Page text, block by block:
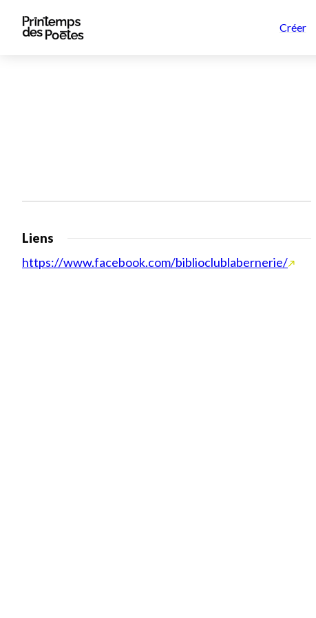
Créer
Liens
https://www.facebook.com/biblioclublabernerie/